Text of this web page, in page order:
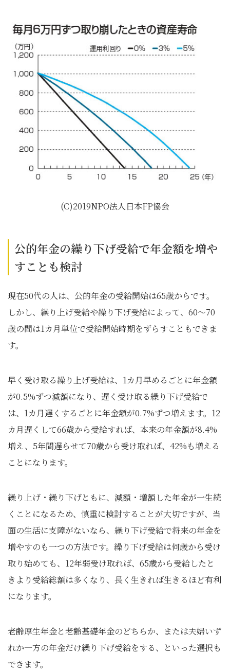
(C)2019NPO法人日本FP協会
公的年金の繰り下げ受給で年金額を増や
すことも検討
現在50代の人は、公的年金の受給開始は65歳からです。
しかし、繰り上げ受給や繰り下げ受給によって、60～70
歳の間は1カ月単位で受給開始時期をずらすこともできま
す。
早く受け取る繰り上げ受給は、1カ月早めるごとに年金額
が0.5%ずつ減額になり、遅く受け取る繰り下げ受給で
は、1カ月遅くするごとに年金額が0.7%ずつ増えます。12
カ月遅くして66歳から受給すれば、本来の年金額が8.4%
増え、5年間遅らせて70歳から受け取れば、42%も増える
ことになります。
繰り上げ・繰り下げともに、減額・増額した年金が一生続
くことになるため、慎重に検討することが大切ですが、当
面の生活に支障がないなら、繰り下げ受給で将来の年金を
増やすのも一つの方法です。繰り下げ受給は何歳から受け
取り始めても、12年弱受け取れば、65歳から受給したと
きより受給総額は多くなり、長く生きれば生きるほど有利
になります。
老齢厚生年金と老齢基礎年金のどちらか、または夫婦いず
れか一方の年金だけ繰り下げ受給をする、といった選択も
できます。